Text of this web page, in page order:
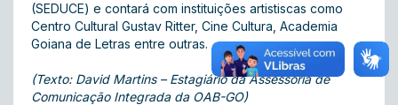
(SEDUCE) e contará com instituições artistiscas como
Centro Cultural Gustav Ritter, Cine Cultura, Academia
Goiana de Letras entre outras.
(Texto: David Martins – Estagiário da Assessoria de
Comunicação Integrada da OAB-GO)